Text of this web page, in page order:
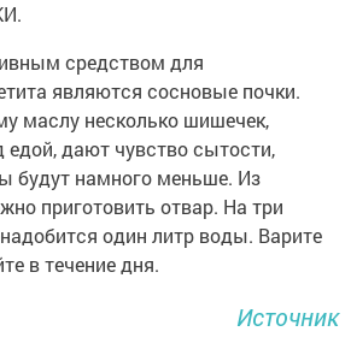
средством для
являются сосновые почки.
маслу несколько шишечек,
едой, дают чувство сытости,
будут намного меньше. Из
приготовить отвар. На три
один литр воды. Варите
в течение дня.
Источник